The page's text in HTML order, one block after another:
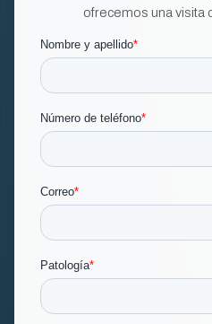
ofrecemos una visita